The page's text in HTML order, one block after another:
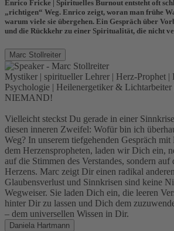
Enrico Fricke | Spirituelles Burnout entsteht oft
„richtigen“ Weg. Enrico zeigt, woran man frühe
warum viele sie übergehen. Ein Gespräch über
und die Rückkehr zu einer Spiritualität, die nicht
Marc Stollreiter
Mystiker | spiritueller Lehrer | Herz-Prophet |
Psychologie | Heilenergetiker & Lichtarbeiter
NIEMAND!
Vielleicht steckst Du gerade in einer
diesen inneren Zweifel: Wofür bin ich
Weg? In unserem tiefgehenden Gespräch
dem Herzenspropheten, laden wir Dich ein,
auf die Stimmen des Verstandes, sondern auf
Herzens. Marc zeigt Dir einen radikal
Glaubensverlust und Sinnkrisen sind keine
Wegweiser. Sie laden Dich ein, die leeren
hinter Dir zu lassen und Dich dem
– dem universellen Wissen in Dir.
Daniela Hartmann